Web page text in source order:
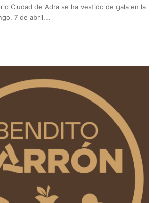
Ciudad de Adra se ha vestido de gala en la
7 de abril,…